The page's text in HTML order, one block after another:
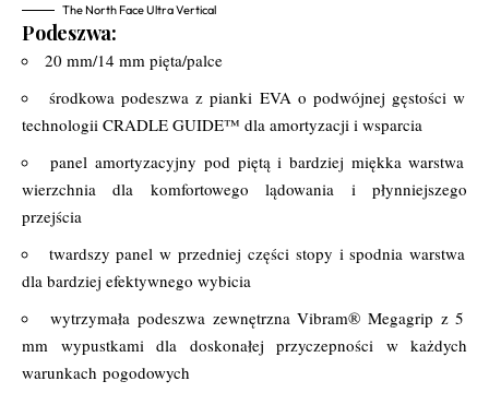
The North Face Ultra Vertical
Podeszwa:
20 mm/14 mm pięta/palce
środkowa podeszwa z pianki EVA o podwójnej gęstości w
technologii CRADLE GUIDE™ dla amortyzacji i wsparcia
panel amortyzacyjny pod piętą i bardziej miękka warstwa
wierzchnia dla komfortowego lądowania i płynniejszego
przejścia
twardszy panel w przedniej części stopy i spodnia warstwa
dla bardziej efektywnego wybicia
wytrzymała podeszwa zewnętrzna Vibram® Megagrip z 5
mm wypustkami dla doskonałej przyczepności w każdych
warunkach pogodowych